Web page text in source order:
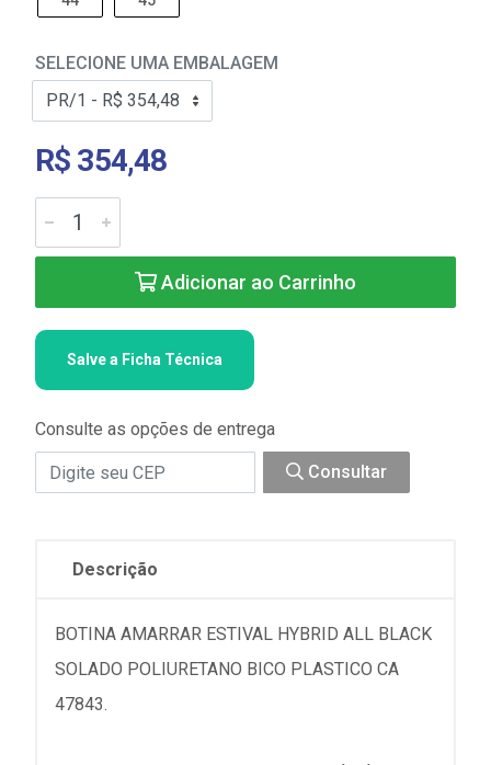
SELECIONE UMA EMBALAGEM
R$ 354,48
Adicionar ao Carrinho
Salve a Ficha Técnica
Consulte as opções de entrega
Consultar
Descrição
BOTINA AMARRAR ESTIVAL HYBRID ALL BLACK
SOLADO POLIURETANO BICO PLASTICO CA
47843.